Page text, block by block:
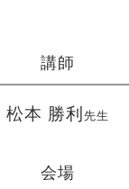
講師
松本 勝利先生
会場